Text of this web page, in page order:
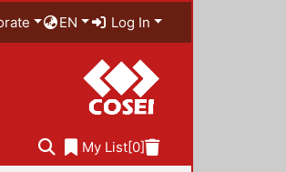
EN Log In
My List[0]